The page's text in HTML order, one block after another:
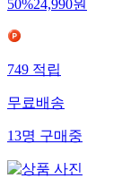
50%24,990원
749적립
무료배송
13명구매중